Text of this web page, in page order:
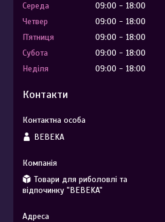
Середа
09:00
18:00
Четвер
09:00
18:00
Пʼятниця
09:00
18:00
Субота
09:00
18:00
Неділя
09:00 18:00
Контакти
BEBEKA
Товари для риболовлі та
відпочинку "BEBEKA"